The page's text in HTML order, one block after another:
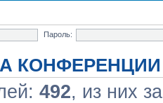
Пароль:
КОНФЕРЕНЦИИ
492, из них